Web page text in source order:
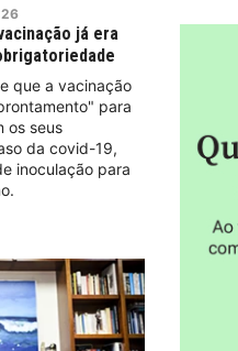
já era
que a vacinação
para
os seus
da covid-19,
inoculação para